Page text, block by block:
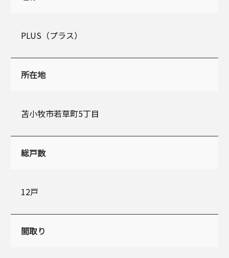
PLUS（プラス）
所在地
苫小牧市若草町5丁目
総戸数
12戸
間取り